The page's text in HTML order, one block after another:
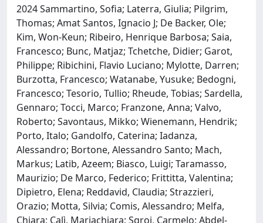
2024 Sammartino, Sofia; Laterra, Giulia; Pilgrim,
Thomas; Amat Santos, Ignacio J; De Backer, Ole;
Kim, Won-Keun; Ribeiro, Henrique Barbosa; Saia,
Francesco; Bunc, Matjaz; Tchetche, Didier; Garot,
Philippe; Ribichini, Flavio Luciano; Mylotte, Darren;
Burzotta, Francesco; Watanabe, Yusuke; Bedogni,
Francesco; Tesorio, Tullio; Rheude, Tobias; Sardella,
Gennaro; Tocci, Marco; Franzone, Anna; Valvo,
Roberto; Savontaus, Mikko; Wienemann, Hendrik;
Porto, Italo; Gandolfo, Caterina; Iadanza,
Alessandro; Bortone, Alessandro Santo; Mach,
Markus; Latib, Azeem; Biasco, Luigi; Taramasso,
Maurizio; De Marco, Federico; Frittitta, Valentina;
Dipietro, Elena; Reddavid, Claudia; Strazzieri,
Orazio; Motta, Silvia; Comis, Alessandro; Melfa,
Chiara; Calì, Mariachiara; Sgroi, Carmelo; Abdel-